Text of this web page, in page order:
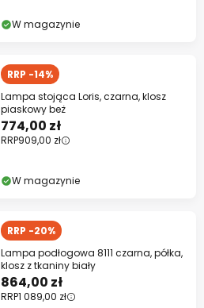
W magazynie
RRP -14%
Lampa stojąca Loris, czarna, klosz
piaskowy beż
774,00 zł
RRP909,00 zł
W magazynie
RRP -20%
Lampa podłogowa 8111 czarna, półka,
klosz z tkaniny biały
864,00 zł
RRP1 089,00 zł